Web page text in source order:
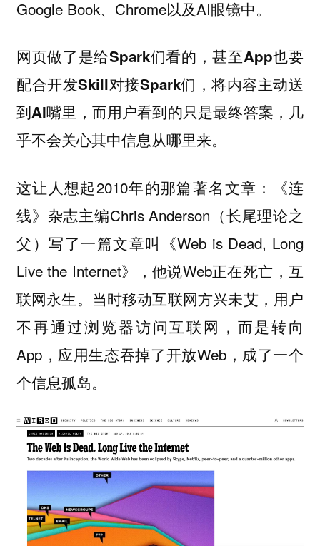
Google Book、Chrome以及AI眼镜中。
网页做了是给Spark们看的，甚至App也要
配合开发Skill对接Spark们，将内容主动送
到AI嘴里，而用户看到的只是最终答案，几
乎不会关心其中信息从哪里来。
这让人想起2010年的那篇著名文章：《连
线》杂志主编Chris Anderson（长尾理论之
父）写了一篇文章叫《Web is Dead, Long
Live the Internet》，他说Web正在死亡，互
联网永生。当时移动互联网方兴未艾，用户
不再通过浏览器访问互联网，而是转向
App，应用生态吞掉了开放Web，成了一个
个信息孤岛。